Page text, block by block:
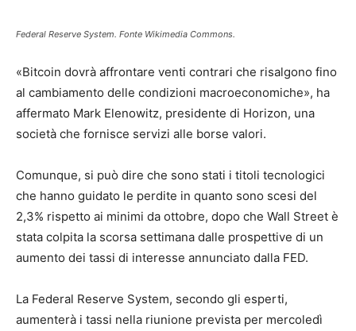
Federal Reserve System. Fonte Wikimedia Commons.
«Bitcoin dovrà affrontare venti contrari che risalgono fino
al cambiamento delle condizioni macroeconomiche», ha
affermato Mark Elenowitz, presidente di Horizon, una
società che fornisce servizi alle borse valori.
Comunque, si può dire che sono stati i titoli tecnologici
che hanno guidato le perdite in quanto sono scesi del
2,3% rispetto ai minimi da ottobre, dopo che Wall Street è
stata colpita la scorsa settimana dalle prospettive di un
aumento dei tassi di interesse annunciato dalla FED.
La Federal Reserve System, secondo gli esperti,
aumenterà i tassi nella riunione prevista per mercoledì